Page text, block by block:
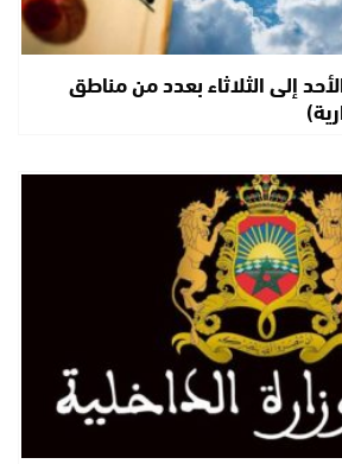
إلى الثلاثاء بعدد من مناطق